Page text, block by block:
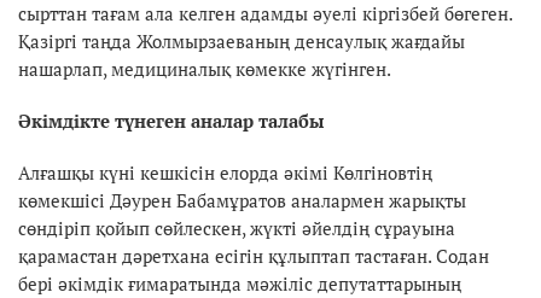
сырттан тағам ала келген адамды әуелі кіргізбей бөгеген.
Қазіргі таңда Жолмырзаеваның денсаулық жағдайы
нашарлап, медициналық көмекке жүгінген.
Әкімдікте түнеген аналар талабы
Алғашқы күні кешкісін елорда әкімі Көлгіновтің
көмекшісі Дәурен Бабамұратов аналармен жарықты
сөндіріп қойып сөйлескен, жүкті әйелдің сұрауына
қарамастан дәретхана есігін құлыптап тастаған. Содан
бері әкімдік ғимаратында мәжіліс депутаттарының